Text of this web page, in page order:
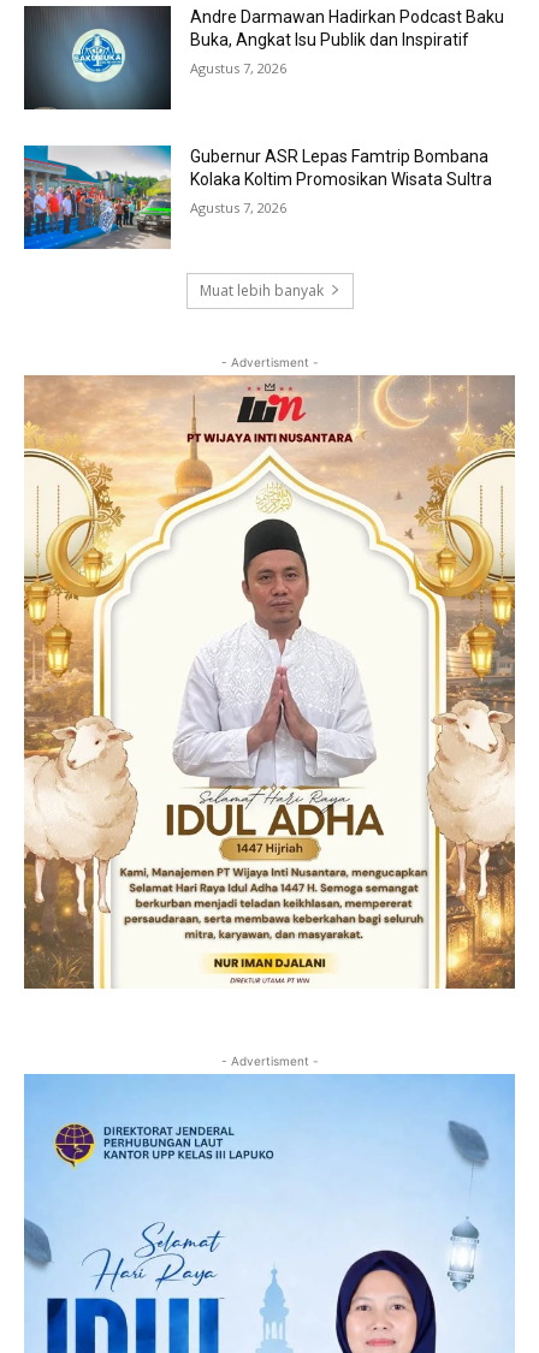
Andre Darmawan Hadirkan Podcast Baku
Buka, Angkat Isu Publik dan Inspiratif
Agustus 7, 2026
Gubernur ASR Lepas Famtrip Bombana
Kolaka Koltim Promosikan Wisata Sultra
Agustus 7, 2026
Muat lebih banyak
- Advertisment -
- Advertisment -